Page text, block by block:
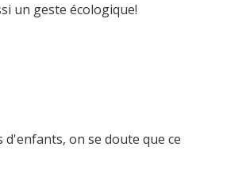
un geste écologique!
on se doute que ce